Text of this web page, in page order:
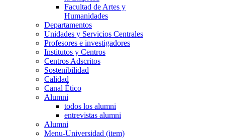
Facultad de Artes y
Humanidades
Departamentos
Unidades y Servicios Centrales
Profesores e investigadores
Institutos y Centros
Centros Adscritos
Sostenibilidad
Calidad
Canal Ético
Alumni
todos los alumni
entrevistas alumni
Alumni
Menu-Universidad (item)